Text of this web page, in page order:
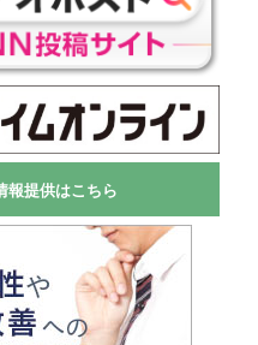
報提供はこちら